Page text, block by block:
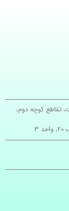
تقاطع کوچه دوم،